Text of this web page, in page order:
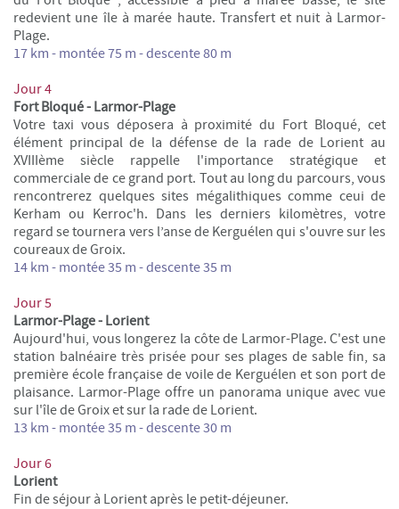
redevient une île à marée haute. Transfert et nuit à Larmor-
Plage.
17 km - montée 75 m - descente 80 m
Jour 4
Fort Bloqué - Larmor-Plage
Votre taxi vous déposera à proximité du Fort Bloqué, cet
élément principal de la défense de la rade de Lorient au
XVIIIème siècle rappelle l'importance stratégique et
commerciale de ce grand port. Tout au long du parcours, vous
rencontrerez quelques sites mégalithiques comme ceui de
Kerham ou Kerroc'h. Dans les derniers kilomètres, votre
regard se tournera vers l’anse de Kerguélen qui s'ouvre sur les
coureaux de Groix.
14 km - montée 35 m - descente 35 m
Jour 5
Larmor-Plage - Lorient
Aujourd'hui, vous longerez la côte de Larmor-Plage. C'est une
station balnéaire très prisée pour ses plages de sable fin, sa
première école française de voile de Kerguélen et son port de
plaisance. Larmor-Plage offre un panorama unique avec vue
sur l'île de Groix et sur la rade de Lorient.
13 km - montée 35 m - descente 30 m
Jour 6
Lorient
Fin de séjour à Lorient après le petit-déjeuner.